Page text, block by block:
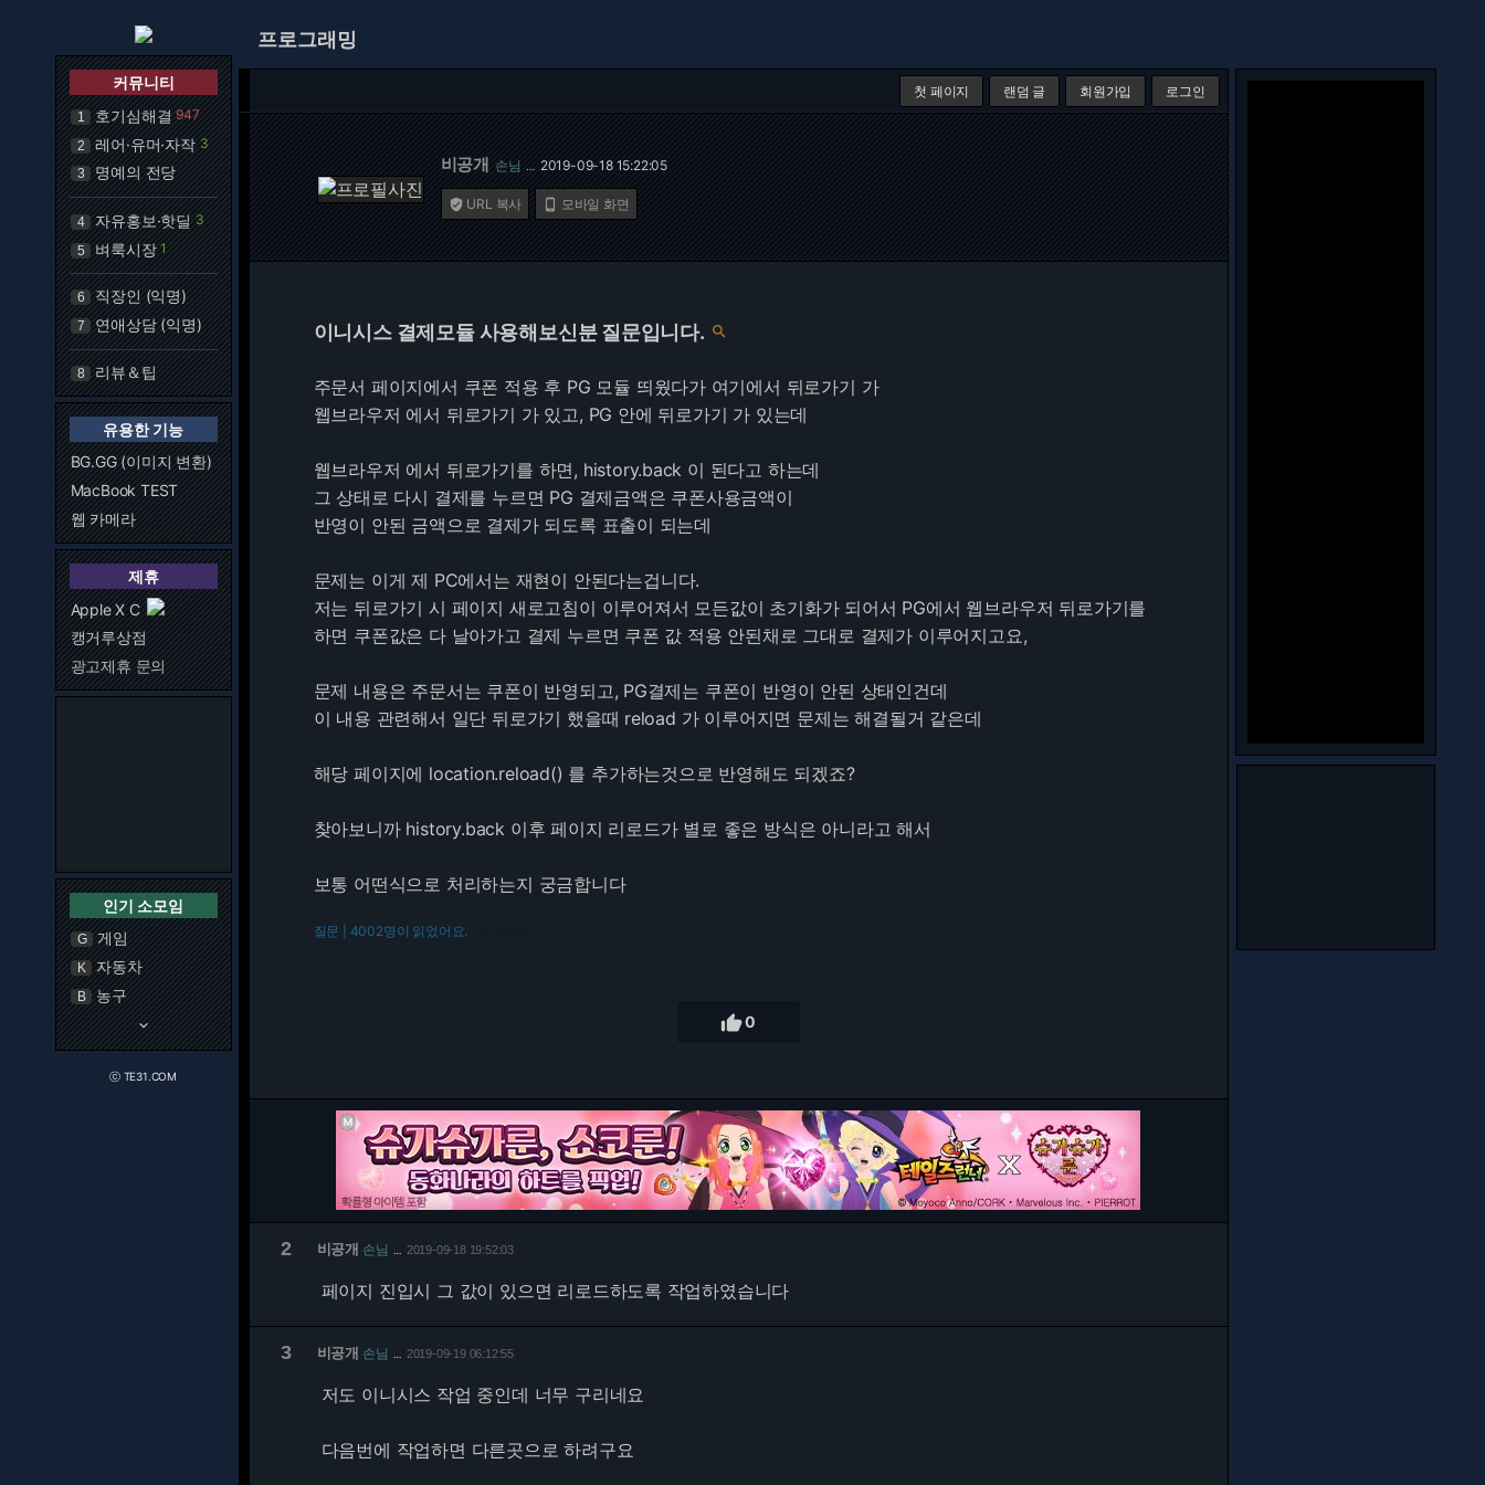
커뮤니티
1 호기심해결 947
2 레어·유머·자작 3
3 명예의 전당
4 자유홍보·핫딜 3
5 벼룩시장 1
6 직장인 (익명)
7 연애상담 (익명)
8 리뷰＆팁
유용한 기능
BG.GG (이미지 변환)
MacBook TEST
웹 카메라
제휴
Apple X C
캥거루상점
광고제휴 문의
인기 소모임
G 게임
K 자동차
B 농구
keyboard_arrow_down
ⓒ TE31.COM
프로그래밍
첫 페이지 랜덤 글 회원가입 로그인
비공개 손님 … 2019-09-18 15:22:05
 URL 복사  모바일 화면
이니시스 결제모듈 사용해보신분 질문입니다. 
주문서 페이지에서 쿠폰 적용 후 PG 모듈 띄웠다가 여기에서 뒤로가기 가
웹브라우저 에서 뒤로가기 가 있고, PG 안에 뒤로가기 가 있는데
웹브라우저 에서 뒤로가기를 하면, history.back 이 된다고 하는데
그 상태로 다시 결제를 누르면 PG 결제금액은 쿠폰사용금액이
반영이 안된 금액으로 결제가 되도록 표출이 되는데
문제는 이게 제 PC에서는 재현이 안된다는겁니다.
저는 뒤로가기 시 페이지 새로고침이 이루어져서 모든값이 초기화가 되어서 PG에서 웹브라우저 뒤로가기를
하면 쿠폰값은 다 날아가고 결제 누르면 쿠폰 값 적용 안된채로 그대로 결제가 이루어지고요,
문제 내용은 주문서는 쿠폰이 반영되고, PG결제는 쿠폰이 반영이 안된 상태인건데
이 내용 관련해서 일단 뒤로가기 했을때 reload 가 이루어지면 문제는 해결될거 같은데
해당 페이지에 location.reload() 를 추가하는것으로 반영해도 되겠죠?
찾아보니까 history.back 이후 페이지 리로드가 별로 좋은 방식은 아니라고 해서
보통 어떤식으로 처리하는지 궁금합니다
질문 | 4002명이 읽었어요.
0
2 비공개 손님 2019-09-18 19:52:03
페이지 진입시 그 값이 있으면 리로드하도록 작업하였습니다
3 비공개 손님 2019-09-19 06:12:55
저도 이니시스 작업 중인데 너무 구리네요
다음번에 작업하면 다른곳으로 하려구요